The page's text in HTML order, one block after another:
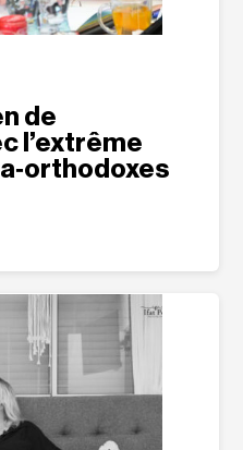
de
l’extrême